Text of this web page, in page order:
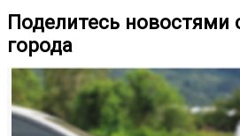
Поделитесь новостями
города